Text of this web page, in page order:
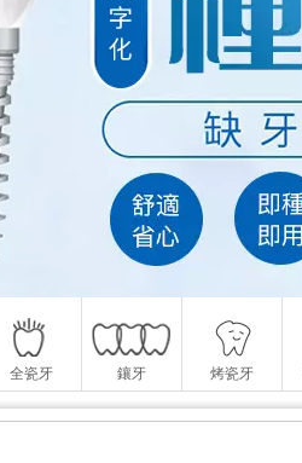
全瓷牙 鑲牙 烤瓷牙